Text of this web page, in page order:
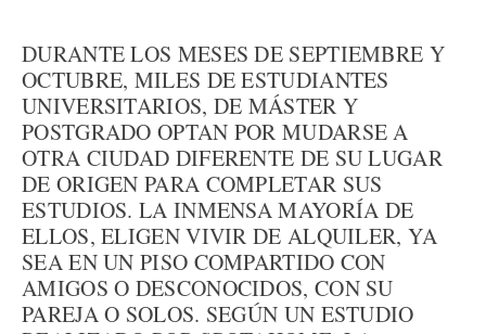
DURANTE LOS MESES DE SEPTIEMBRE Y
OCTUBRE, MILES DE ESTUDIANTES
UNIVERSITARIOS, DE MÁSTER Y
POSTGRADO OPTAN POR MUDARSE A
OTRA CIUDAD DIFERENTE DE SU LUGAR
DE ORIGEN PARA COMPLETAR SUS
ESTUDIOS. LA INMENSA MAYORÍA DE
ELLOS, ELIGEN VIVIR DE ALQUILER, YA
SEA EN UN PISO COMPARTIDO CON
AMIGOS O DESCONOCIDOS, CON SU
PAREJA O SOLOS. SEGÚN UN ESTUDIO